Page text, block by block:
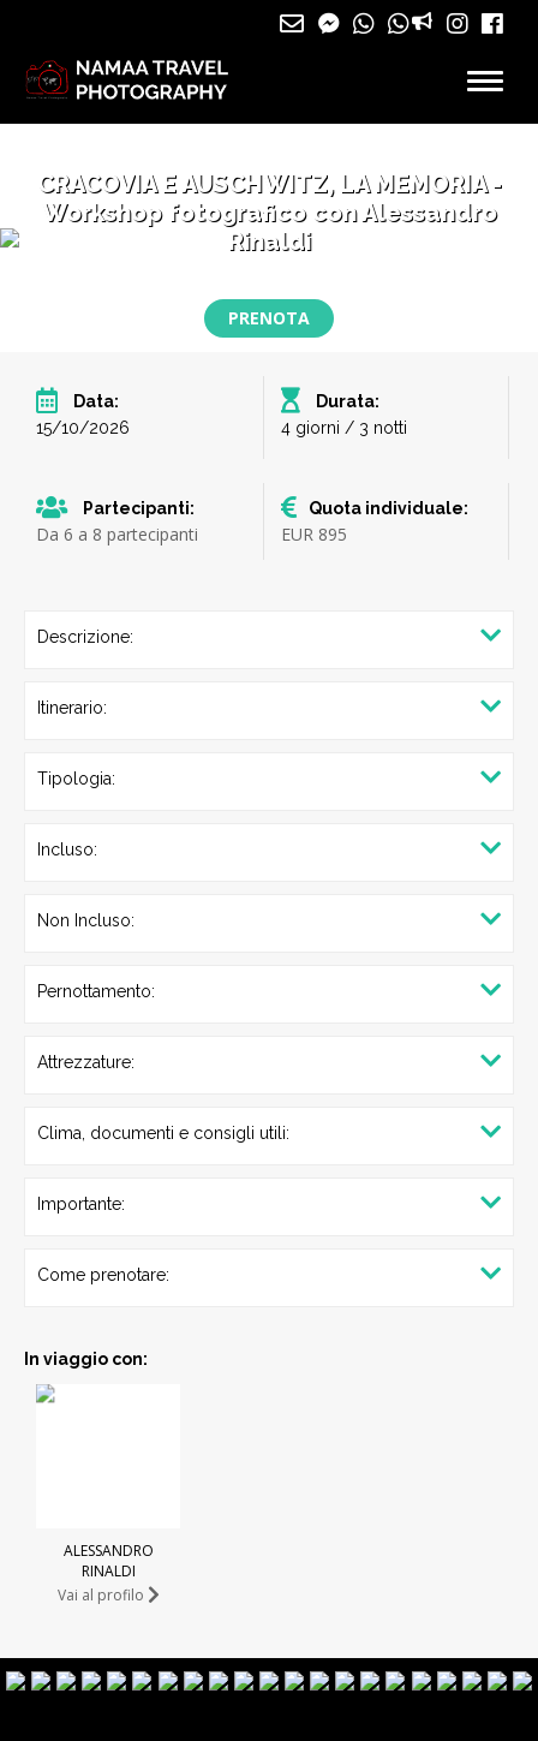
CRACOVIA E AUSCHWITZ, LA MEMORIA -
Workshop fotografico con Alessandro
Rinaldi
PRENOTA
Data:
15/10/2026
Durata:
4 giorni / 3 notti
Partecipanti:
Da 6 a 8 partecipanti
Quota individuale:
EUR 895
Descrizione:
Itinerario:
Tipologia:
Incluso:
Non Incluso:
Pernottamento:
Attrezzature:
Clima, documenti e consigli utili:
Importante:
Come prenotare:
In viaggio con:
ALESSANDRO
RINALDI
Vai al profilo